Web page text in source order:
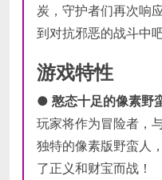
炭，守护者们再次响
到对抗邪恶的战斗中
游戏特性
● 憨态十足的像素野
玩家将作为冒险者，
独特的像素版野蛮人
了正义和财宝而战！